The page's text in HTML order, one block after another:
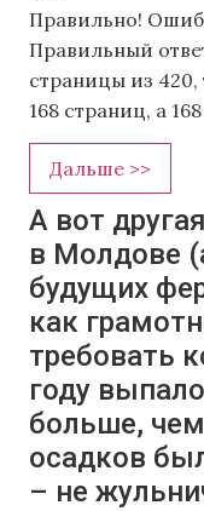
Правильно!
Правильный
страницы из 420,
168 страниц, а
Дальше >>
А вот
в Молдове
будущих
как
требовать
году
больше,
осадков
– не